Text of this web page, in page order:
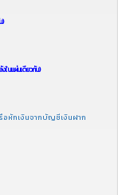
)
งในแผ่นเดียวกัน)
อหักเงินจากบัญชีเงินฝาก